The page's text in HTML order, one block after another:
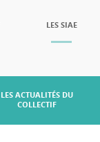
LES ACTUALITÉS DU
COLLECTIF
LES SIAE